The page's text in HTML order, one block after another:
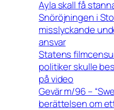
Ayla skall få
Snöröjningen i
misslyckande
ansvar
Statens
politiker skulle
på video
Gevär m/96 –
berättelsen om